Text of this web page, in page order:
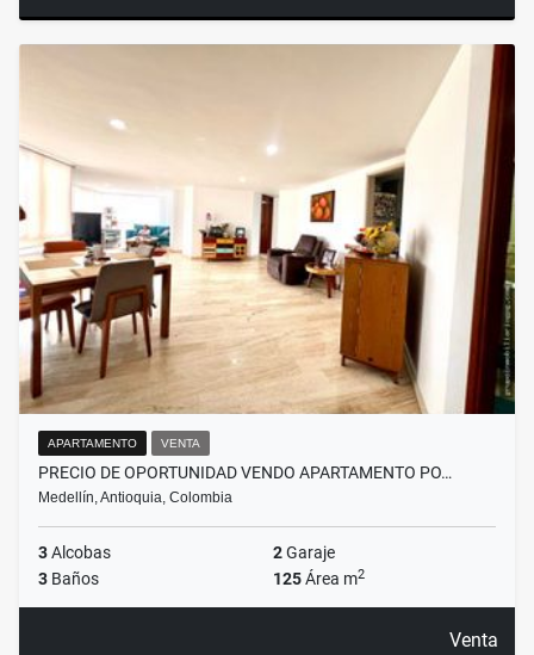
APARTAMENTO VENTA
PRECIO DE OPORTUNIDAD VENDO APARTAMENTO PO…
Medellín, Antioquia, Colombia
3Alcobas 2Garaje
3 Baños 125Área m2
Venta